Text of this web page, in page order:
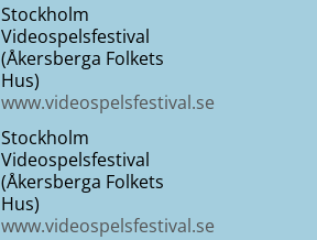
Stockholm
Videospelsfestival
(Åkersberga Folkets
Hus)
www.videospelsfestival.se
Stockholm
Videospelsfestival
(Åkersberga Folkets
Hus)
www.videospelsfestival.se